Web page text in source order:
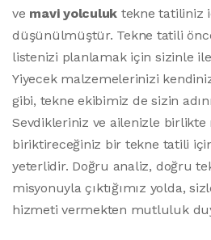
ve mavi yolculuk tekne tatiliniz
düşünülmüştür. Tekne tatili
listenizi planlamak için sizinle
Yiyecek malzemelerinizi
gibi, tekne ekibimiz de sizin
Sevdikleriniz ve ailenizle birlikte
biriktireceğiniz bir tekne tatili
yeterlidir. Doğru analiz, doğru
misyonuyla çıktığımız yolda,
hizmeti vermekten mutluluk